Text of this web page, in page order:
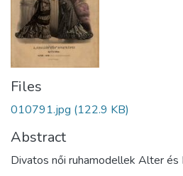
Files
010791.jpg (122.9 KB)
Abstract
Divatos női ruhamodellek Alter és